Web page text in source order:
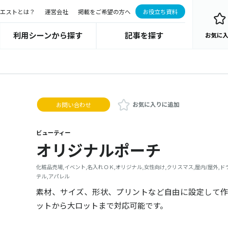
ストとは？ 運営会社 掲載をご希望の方へ お役立ち資料
利用シーンから探す 記事を探す お気に
お問い合わせ お気に入りに追加
ビューティー
オリジナルポーチ
化粧品売場,イベント,名入れＯＫ,オリジナル,女性向け,クリスマス,屋内/屋外,ド
テル,アパレル
素材、サイズ、形状、プリントなど自由に設定して
ットから大ロットまで対応可能です。